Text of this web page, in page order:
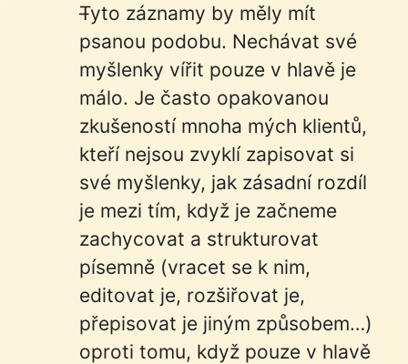
Tyto záznamy by měly mít
psanou podobu. Nechávat své
myšlenky vířit pouze v hlavě je
málo. Je často opakovanou
zkušeností mnoha mých klientů,
kteří nejsou zvyklí zapisovat si
své myšlenky, jak zásadní rozdíl
je mezi tím, když je začneme
zachycovat a strukturovat
písemně (vracet se k nim,
editovat je, rozšiřovat je,
přepisovat je jiným způsobem…)
oproti tomu, když pouze v hlavě